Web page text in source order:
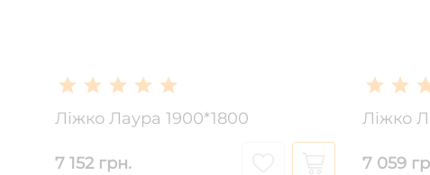
Ліжко Лаура 1900*1800
7 152 грн.
Ліжко
7 059